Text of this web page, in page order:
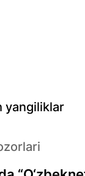
yangiliklar